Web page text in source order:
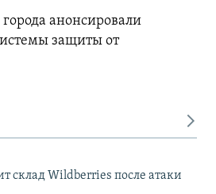
анонсировали
защиты от
склад Wildberries после атаки